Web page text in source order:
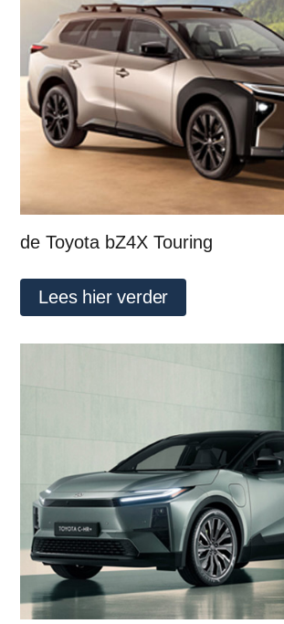
de Toyota bZ4X Touring
Lees hier verder